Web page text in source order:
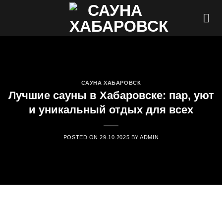
САУНА ХАБАРОВСК
Лучшие сауны в Хабаровске: пар, уют
и уникальный отдых для всех
POSTED ON29.10.2025 BYADMIN